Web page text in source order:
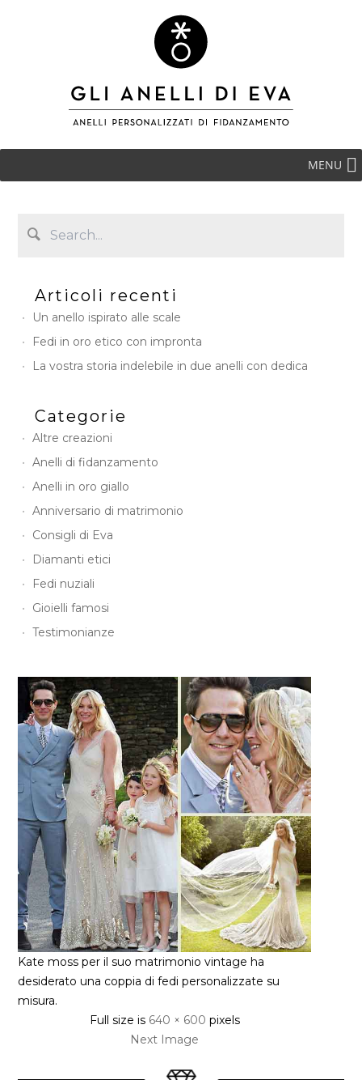
MENU
Articoli recenti
Un anello ispirato alle scale
Fedi in oro etico con impronta
La vostra storia indelebile in due anelli con dedica
Categorie
Altre creazioni
Anelli di fidanzamento
Anelli in oro giallo
Anniversario di matrimonio
Consigli di Eva
Diamanti etici
Fedi nuziali
Gioielli famosi
Testimonianze
Kate moss per il suo matrimonio vintage ha
desiderato una coppia di fedi personalizzate su
misura.
Full size is 640 × 600 pixels
Next Image